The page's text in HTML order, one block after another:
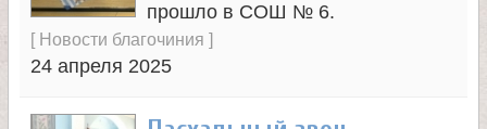
е
л
прошло в СОШ № 6.
[ Новости благочиния ]
24 апреля 2025